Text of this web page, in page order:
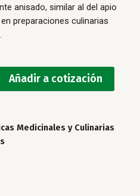
anisado, similar al del apio
preparaciones culinarias
Añadir a cotización
Medicinales y Culinarias